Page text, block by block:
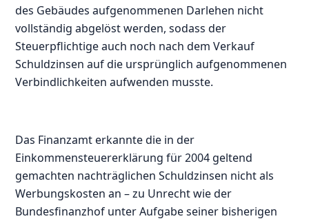
des Gebäudes aufgenommenen Darlehen nicht
vollständig abgelöst werden, sodass der
Steuerpflichtige auch noch nach dem Verkauf
Schuldzinsen auf die ursprünglich aufgenommenen
Verbindlichkeiten aufwenden musste.
Das Finanzamt erkannte die in der
Einkommensteuererklärung für 2004 geltend
gemachten nachträglichen Schuldzinsen nicht als
Werbungskosten an – zu Unrecht wie der
Bundesfinanzhof unter Aufgabe seiner bisherigen